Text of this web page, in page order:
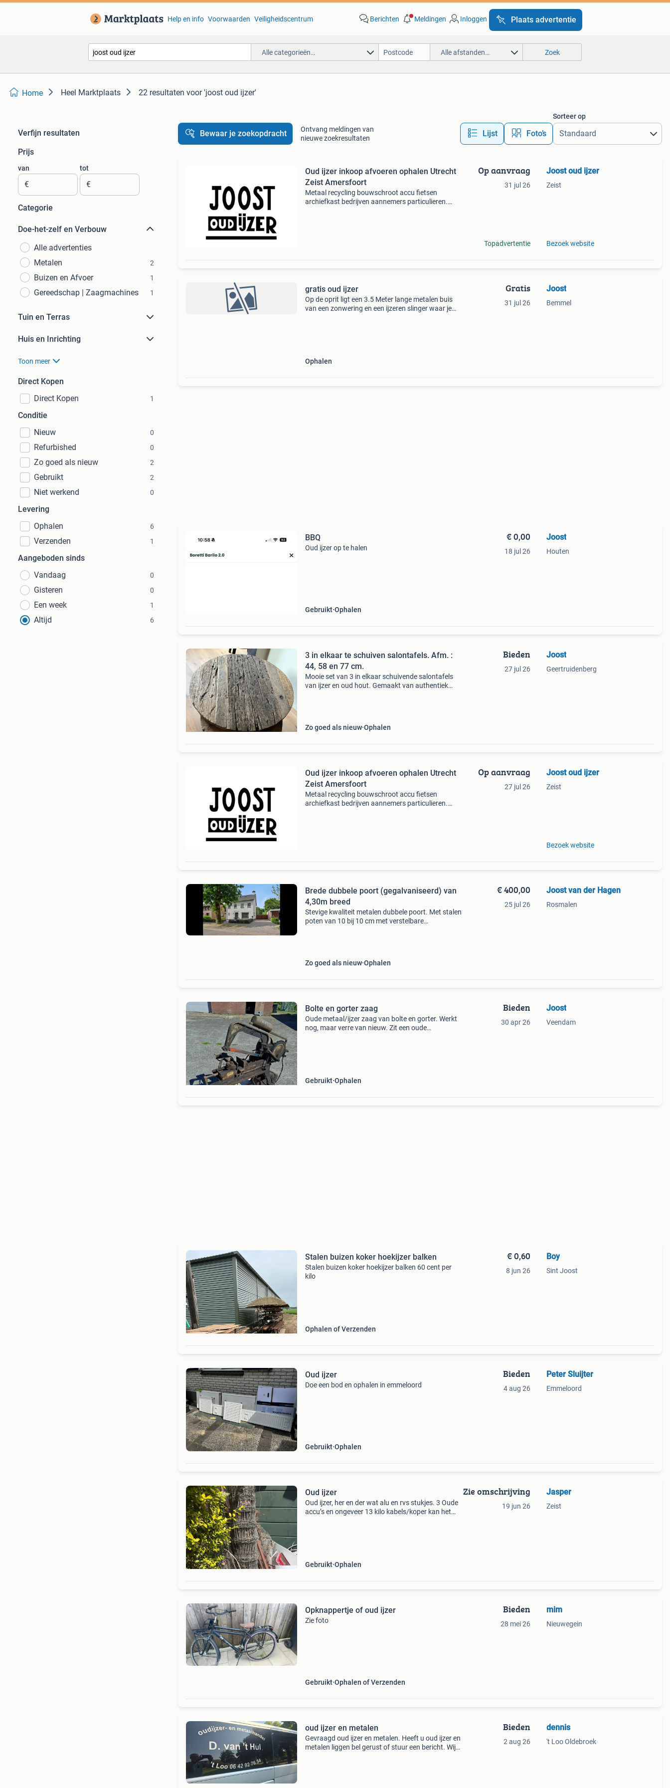
Help en info Voorwaarden Veiligheidscentrum Berichten Meldingen Inloggen Plaats advertentie
Alle categorieën… Alle afstanden… Zoek
Home Heel Marktplaats 22 resultaten voor 'joost oud ijzer'
Verfijn resultaten
Prijs
van
€
tot
€
Categorie
Doe-het-zelf en Verbouw
Alle advertenties
Metalen
2
Buizen en Afvoer 1
Gereedschap | Zaagmachines 1
Tuin en Terras
Huis en Inrichting
Toon meer
Direct Kopen
Direct Kopen
1
Conditie
Nieuw
0
Refurbished 0
Zo goed als nieuw 2
Gebruikt 2
Niet werkend 0
Levering
Ophalen
6
Verzenden 1
Aangeboden sinds
Vandaag
0
Gisteren 0
Een week 1
Altijd 6
Bewaar je zoekopdracht
Ontvang meldingen van
nieuwe zoekresultaten
Lijst Foto’s
Sorteer op
Oud ijzer inkoop afvoeren ophalen Utrecht
Zeist Amersfoort
Metaal recycling bouwschroot accu fietsen
archiefkast bedrijven aannemers particulieren.
Op aanvraag
31 jul 26
Topadvertentie
Joost oud ijzer
Zeist
Bezoek website
gratis oud ijzer
Op de oprit ligt een 3.5 Meter lange metalen buis
van een zonwering en een ijzeren slinger waar je
Ophalen
Gratis
31 jul 26
Joost
Bemmel
BBQ
Oud ijzer op te halen
Gebruikt Ophalen
€ 0,00
18 jul 26
Joost
Houten
3 in elkaar te schuiven salontafels. Afm. :
44, 58 en 77 cm.
Mooie set van 3 in elkaar schuivende salontafels
van ijzer en oud hout. Gemaakt van authentiek
Zo goed als nieuw Ophalen
Bieden
27 jul 26
Joost
Geertruidenberg
Oud ijzer inkoop afvoeren ophalen Utrecht
Zeist Amersfoort
Metaal recycling bouwschroot accu fietsen
archiefkast bedrijven aannemers particulieren.
Op aanvraag
27 jul 26
Joost oud ijzer
Zeist
Bezoek website
Brede dubbele poort (gegalvaniseerd) van
4,30m breed
Stevige kwaliteit metalen dubbele poort. Met stalen
poten van 10 bij 10 cm met verstelbare
Zo goed als nieuw Ophalen
€ 400,00
25 jul 26
Joost van der Hagen
Rosmalen
Bolte en gorter zaag
Oude metaal/ijzer zaag van bolte en gorter. Werkt
nog, maar verre van nieuw. Zit een oude
Gebruikt Ophalen
Bieden
30 apr 26
Joost
Veendam
Stalen buizen koker hoekijzer balken
Stalen buizen koker hoekijzer balken 60 cent per
kilo
Ophalen of Verzenden
€ 0,60
8 jun 26
Boy
Sint Joost
Oud ijzer
Doe een bod en ophalen in emmeloord
Gebruikt Ophalen
Bieden
4 aug 26
Peter Sluijter
Emmeloord
Oud ijzer
Oud ijzer, her en der wat alu en rvs stukjes. 3 Oude
accu’s en ongeveer 13 kilo kabels/koper kan het
Gebruikt Ophalen
Zie omschrijving
19 jun 26
Jasper
Zeist
Opknappertje of oud ijzer
Zie foto
Gebruikt Ophalen of Verzenden
Bieden
28 mei 26
mim
Nieuwegein
oud ijzer en metalen
Gevraagd oud ijzer en metalen. Heeft u oud ijzer en
metalen liggen bel gerust of stuur een bericht. Wij
Bieden
2 aug 26
dennis
't Loo Oldebroek